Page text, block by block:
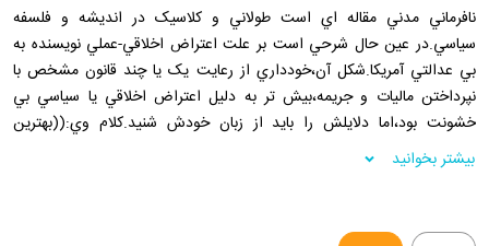
نافرماني مدني مقاله اي است طولاني و کلاسيک در انديشه و فلسفه
سياسي.در عين حال شرحي است بر علت اعتراض اخلاقي-عملي نويسنده به
بي عدالتي آمريکا.شکل آن،خودداري از رعايت يک يا چند قانون مشخص با
نپرداختن ماليات و جريمه،بيش تر به دليل اعتراض اخلاقي يا سياسي بي
خشونت بود،اما دلايلش را بايد از زبان خودش شنيد.کلام وي:((بهترين
دولت،دولتي است که کم ترين فرمان را صادر کند.))امروزه سرمشقي براي
کوچک سازي دولت ها شده است.
شاگرد و همدم و منتقد مقاله نويس و فيلسوف بزرگ،امرسون است،کسي که
بیشتر بخوانید